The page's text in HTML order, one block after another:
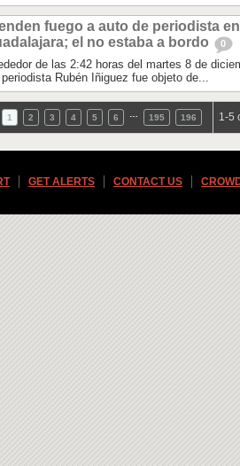
fuego a auto de periodista en
el no estaba a bordo
0
de las 2:42 horas del martes 8 de
Rubén Iñiguez fue objeto de...
1 2 3 4 5 6 195 196 1-5
GET ALERTS CONTACT US